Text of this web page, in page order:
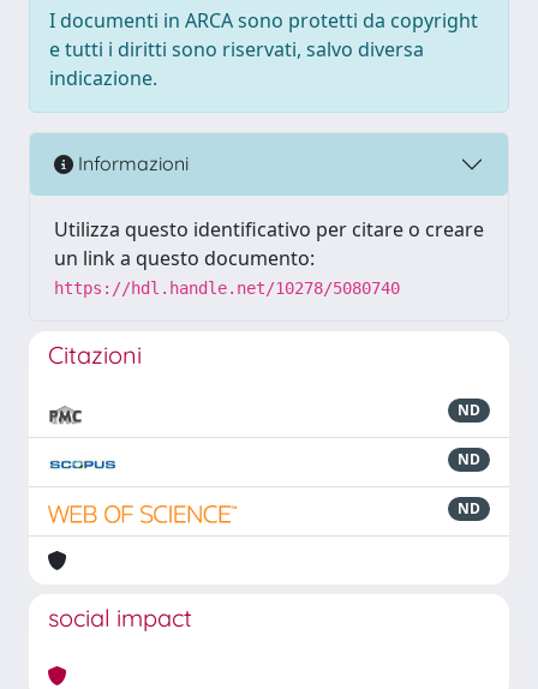
I documenti in ARCA sono protetti da copyright
e tutti i diritti sono riservati, salvo diversa
indicazione.
Informazioni
Utilizza questo identificativo per citare o creare
un link a questo documento:
https://hdl.handle.net/10278/5080740
Citazioni
ND
ND
ND
social impact